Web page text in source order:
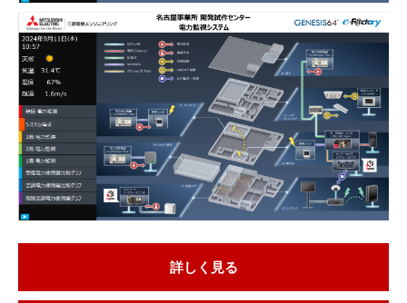
詳しく見る